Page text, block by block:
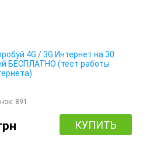
4G / 3G Интернет на 30
БЕСПЛАТНО (тест работы
891
КУПИТЬ